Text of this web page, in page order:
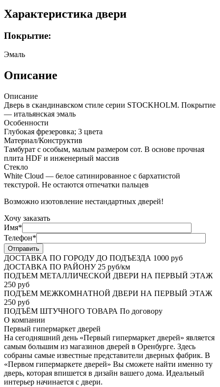
Характеристика двери
Покрытие:
Эмаль
Описание
Описание
Дверь в скандинавском стиле серии STOCKHOLM. Покрытие
— итальянская эмаль
Особенности
Глубокая фрезеровка; 3 цвета
Материал/Конструктив
Тамбурат с особым, малым размером сот. В основе прочная
плита HDF и инженерный массив
Стекло
White Cloud — белое сатинированное с бархатистой
текстурой. Не остаются отпечатки пальцев
Возможно изотовление нестандартных дверей!
Хочу заказать
Имя*
Телефон*
ДОСТАВКА ПО ГОРОДУ ДО ПОДЪЕЗДА 1000 руб
ДОСТАВКА ПО РАЙОНУ25 руб/км
ПОДЪЕМ МЕТАЛЛИЧЕСКОЙ ДВЕРИ НА ПЕРВЫЙ ЭТАЖ
250 руб
ПОДЪЕМ МЕЖКОМНАТНОЙ ДВЕРИ НА ПЕРВЫЙ ЭТАЖ
250 руб
ПОДЪЁМ ШТУЧНОГО ТОВАРА По договору
О компании
Первый гипермаркет дверей
На сегодняшний день «Первый гипермаркет дверей» является
самым большим из магазинов дверей в Оренбурге. Здесь
собраны самые известные представители дверных фабрик. В
«Первом гипермаркете дверей» Вы сможете найти именно ту
дверь, которая впишется в дизайн вашего дома. Идеальный
интерьер начинается с двери.